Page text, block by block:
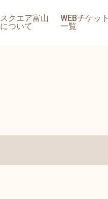
スクエア富山
について
WEBチケット
一覧